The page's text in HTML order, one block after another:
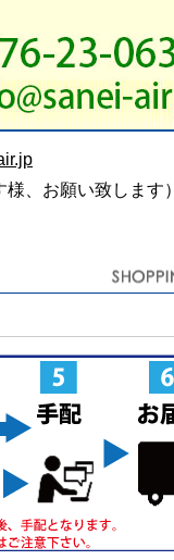
、お願い致します）